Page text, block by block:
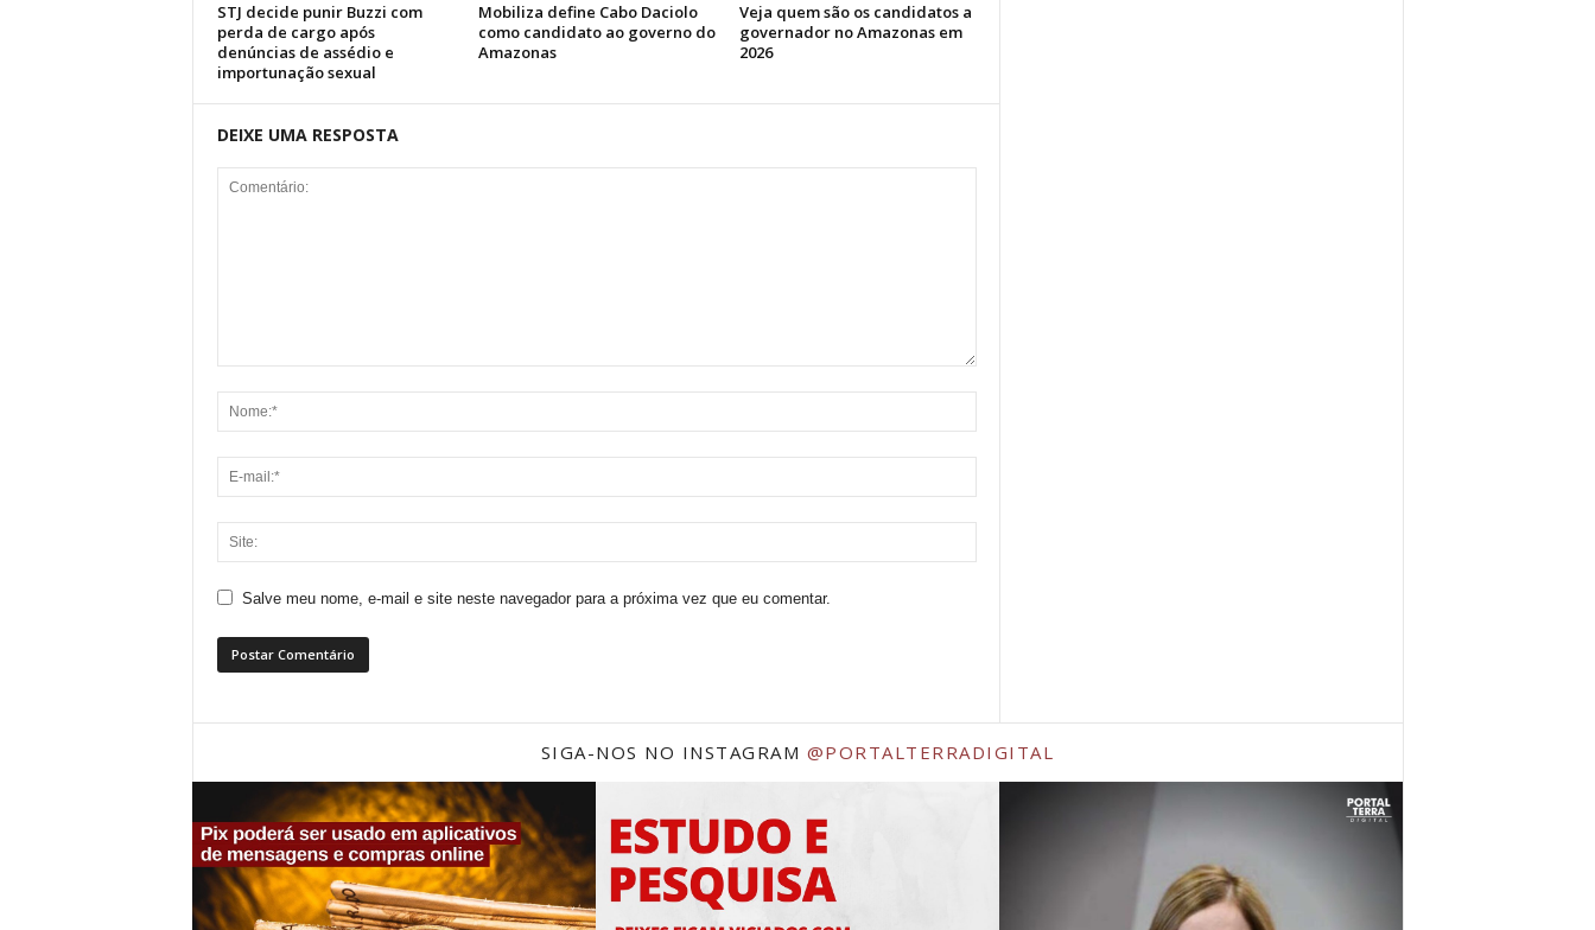
STJ decide punir Buzzi com
perda de cargo após
denúncias de assédio e
importunação sexual
Mobiliza define Cabo Daciolo
como candidato ao governo do
Amazonas
Veja quem são os candidatos a
governador no Amazonas em
2026
DEIXE UMA RESPOSTA
Salve meu nome, e-mail e site neste navegador para a próxima vez que eu comentar.
SIGA-NOS NO INSTAGRAM @PORTALTERRADIGITAL